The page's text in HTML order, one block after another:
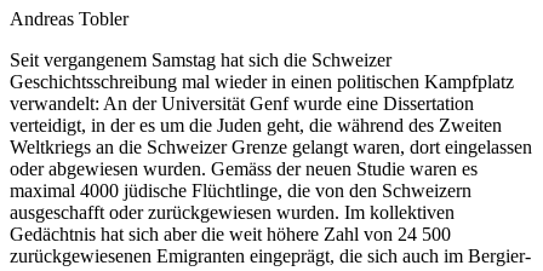
Andreas Tobler
Seit vergangenem Samstag hat sich die Schweizer
Geschichtsschreibung mal wieder in einen politischen Kampfplatz
verwandelt: An der Universität Genf wurde eine Dissertation
verteidigt, in der es um die Juden geht, die während des Zweiten
Weltkriegs an die Schweizer Grenze gelangt waren, dort eingelassen
oder abgewiesen wurden. Gemäss der neuen Studie waren es
maximal 4000 jüdische Flüchtlinge, die von den Schweizern
ausgeschafft oder zurückgewiesen wurden. Im kollektiven
Gedächtnis hat sich aber die weit höhere Zahl von 24 500
zurückgewiesenen Emigranten eingeprägt, die sich auch im Bergier-